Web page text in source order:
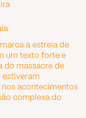
a estreia de
um texto forte e
do massacre de
estiveram
acontecimentos
complexa do